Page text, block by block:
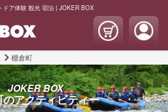
ドア体験 観光 宿泊 | JOKER BOX
棚倉町
JOKER BOX
のアクティビティー